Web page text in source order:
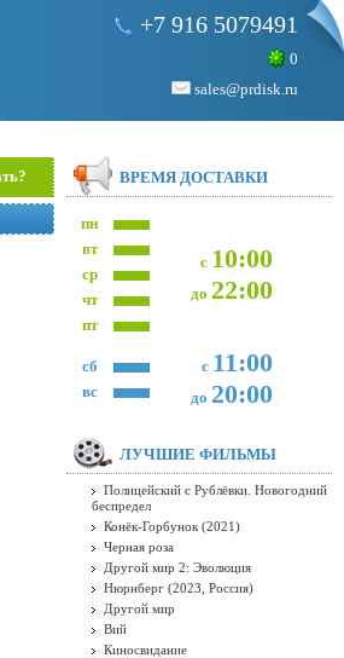
+7 916 5079491
0
sales@prdisk.ru
ВРЕМЯ ДОСТАВКИ
пн
с 10:00
до 22:00
вт
ср
чт
пт
с 11:00
до 20:00
сб
вс
ЛУЧШИЕ ФИЛЬМЫ
Полицейский с Рублёвки. Новогодний
беспредел
Конёк-Горбунок (2021)
Черная роза
Другой мир 2: Эволюция
Нюрнберг (2023, Россия)
Другой мир
Вий
Киносвидание